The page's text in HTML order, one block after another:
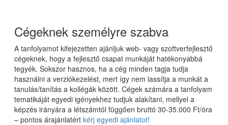
Cégeknek személyre szabva
A tanfolyamot kifejezetten ajánljuk web- vagy szoftverfejlesztő
cégeknek, hogy a fejlesztő csapat munkáját hatékonyabbá
tegyék. Sokszor hasznos, ha a cég minden tagja tudja
használni a verziókezelést, mert így nem lassítja a munkát a
tanulás/tanítás a kollégák között. Cégek számára a tanfolyam
tematikáját egyedi igényekhez tudjuk alakítani, mellyel a
képzés irányára a létszámtól függően bruttó 30-35.000 Ft/óra
– pontos árajánlatért kérj egyedi ajánlatot!